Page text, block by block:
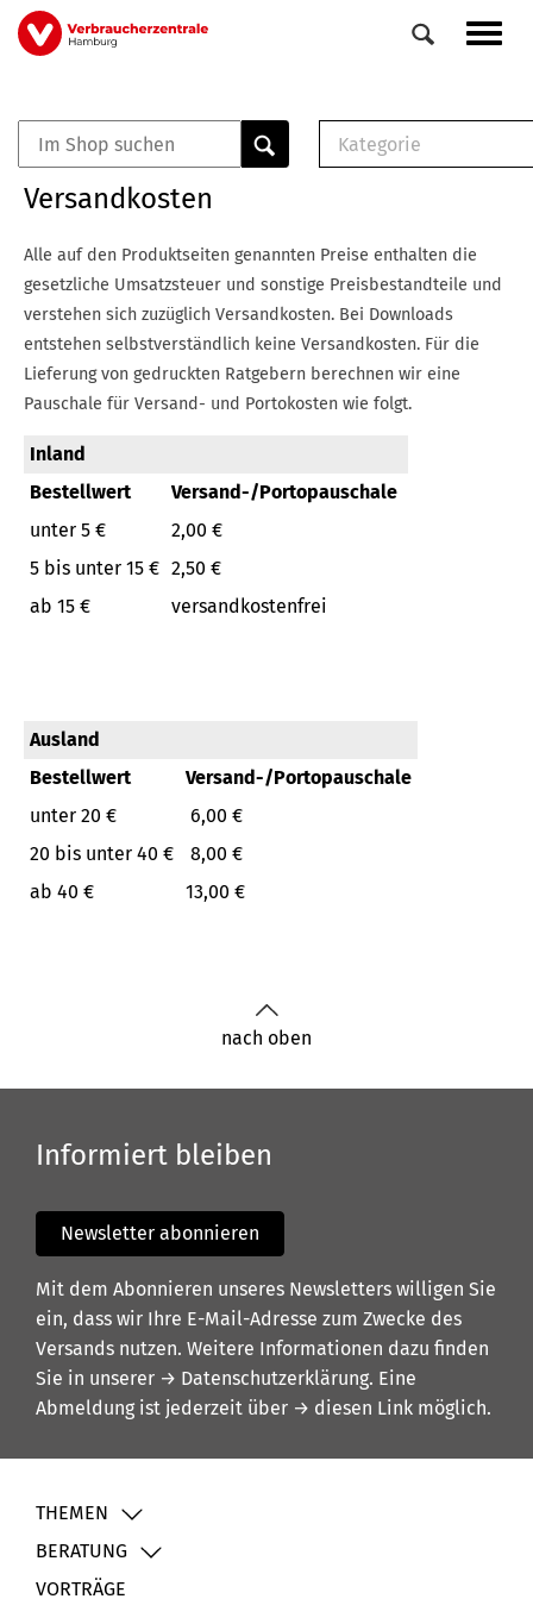
Direkt
zum
Veranstaltungen
0
Kategorie
E-Broschüre
Checklisten (PDF)
Broschüre
Buch
Versandkosten
Alle auf den Produktseiten genannten Preise enthalten die
gesetzliche Umsatzsteuer und sonstige Preisbestandteile und
verstehen sich zuzüglich Versandkosten. Bei Downloads
entstehen selbstverständlich keine Versandkosten. Für die
Lieferung von gedruckten Ratgebern berechnen wir eine
Pauschale für Versand- und Portokosten wie folgt.
Inland
Bestellwert
Versand-/Portopauschale
unter 5 €
2,00 €
5 bis unter 15 € 2,50 €
ab 15 €
versandkostenfrei
Ausland
Bestellwert
Versand-/Portopauschale
unter 20 €
6,00 €
20 bis unter 40 €
8,00 €
ab 40 €
13,00 €
nach oben
Informiert bleiben
Newsletter abonnieren
Mit dem Abonnieren unseres Newsletters willigen Sie
ein, dass wir Ihre E-Mail-Adresse zum Zwecke des
Versands nutzen. Weitere Informationen dazu finden
Sie in unserer → Datenschutzerklärung. Eine
Abmeldung ist jederzeit über → diesen Link möglich.
THEMEN
BERATUNG
VORTRÄGE